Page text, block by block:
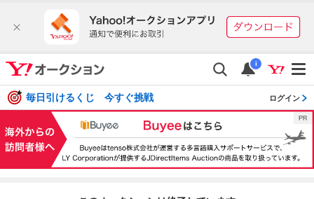
i
毎日引けるくじ 今すぐ挑戦 ログイン